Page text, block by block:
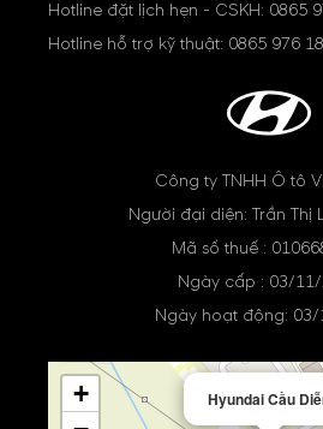
Hotline đặt lịch hẹn - CSKH: 0865
Hotline hỗ trợ kỹ thuật: 0865 976
Công ty TNHH Ô tô
Người đại diện: Trần Thị
Mã số thuế :
Ngày cấp : 03/
Ngày hoạt động: 03/
Hyundai Cầu
+